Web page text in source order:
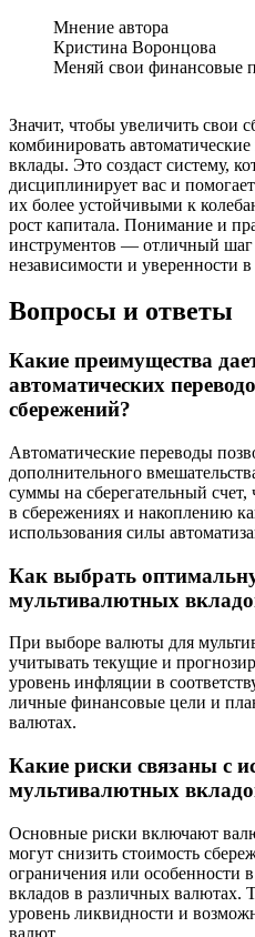
Мнение автора
Кристина Воронцова
Меняй свои финансовые
Значит, чтобы увеличить свои
комбинировать
вклады. Это создаст систему,
дисциплинирует вас и
их более устойчивыми к
рост капитала. Понимание и
инструментов — отличный шаг
независимости и уверенности
Вопросы и ответы
Какие преимущества
автоматических
сбережений?
Автоматические переводы
дополнительного
суммы на сберегательный счет,
в сбережениях и накоплению
использования силы
Как выбрать
мультивалютных
При выборе валюты для
учитывать текущие и
уровень инфляции в
личные финансовые цели и
валютах.
Какие риски связаны с
мультивалютных
Основные риски включают
могут снизить стоимость
ограничения или особенности
вкладов в различных валютах.
уровень ликвидности и
валют.